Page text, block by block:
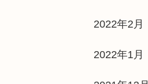
2022年2月
2022年1月